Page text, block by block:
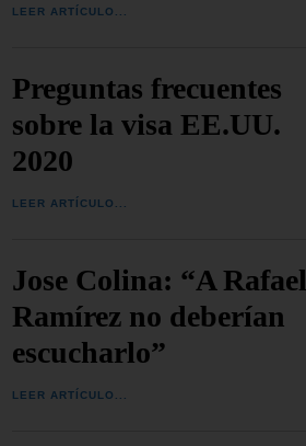
LEER ARTÍCULO...
Preguntas frecuentes
sobre la visa EE.UU.
2020
LEER ARTÍCULO...
Jose Colina: “A Rafael
Ramírez no deberían
escucharlo”
LEER ARTÍCULO...